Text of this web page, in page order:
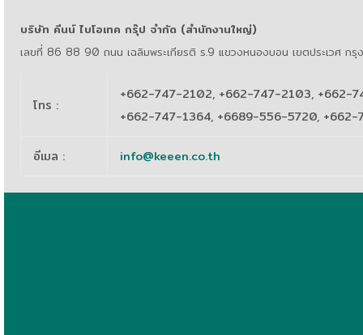
บริษัท คีนน์ ไบโอเทค กรุ๊ป จำกัด (สำนักงานใหญ่)
เลขที่ 86 88 90 ถนน เฉลิมพระเกียรติ ร.9 แขวงหนองบอน เขตประเวศ ก
โทร :
+662-747-2102, +662-747-2103, +662-
+662-747-1364, +6689-556-5720,
อีเมล : info@keeen.co.th